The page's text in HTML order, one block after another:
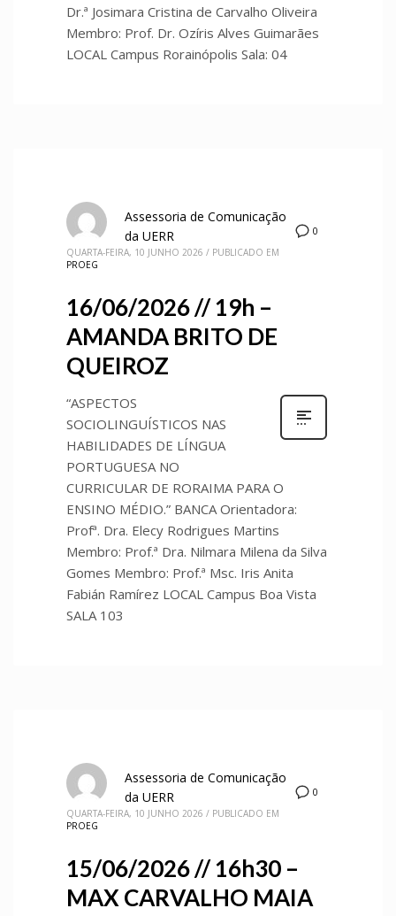
Dr.ª Josimara Cristina de Carvalho Oliveira
Membro: Prof. Dr. Ozíris Alves Guimarães
LOCAL Campus Rorainópolis Sala: 04
0
Assessoria de Comunicação
da UERR
QUARTA-FEIRA, 10 JUNHO 2026 / PUBLICADO EM
PROEG
16/06/2026 // 19h –
AMANDA BRITO DE
QUEIROZ
“ASPECTOS
SOCIOLINGUÍSTICOS NAS
HABILIDADES DE LÍNGUA
PORTUGUESA NO
CURRICULAR DE RORAIMA PARA O
ENSINO MÉDIO.” BANCA Orientadora:
Profª. Dra. Elecy Rodrigues Martins
Membro: Prof.ª Dra. Nilmara Milena da Silva
Gomes Membro: Prof.ª Msc. Iris Anita
Fabián Ramírez LOCAL Campus Boa Vista
SALA 103
0
Assessoria de Comunicação
da UERR
QUARTA-FEIRA, 10 JUNHO 2026 / PUBLICADO EM
PROEG
15/06/2026 // 16h30 –
MAX CARVALHO MAIA